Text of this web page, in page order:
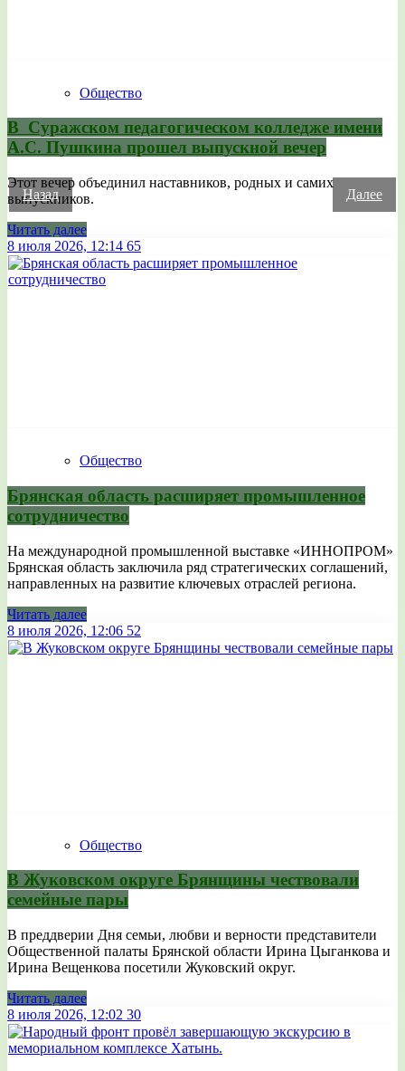
Общество
В Суражском педагогическом колледже имени
А.С. Пушкина прошел выпускной вечер
Этот вечер объединил наставников, родных и самих
выпускников.
Читать далее
8 июля 2026, 12:14 65
Общество
Брянская область расширяет промышленное
сотрудничество
На международной промышленной выставке «ИННОПРОМ»
Брянская область заключила ряд стратегических соглашений,
направленных на развитие ключевых отраслей региона.
Читать далее
8 июля 2026, 12:06 52
Общество
В Жуковском округе Брянщины чествовали
семейные пары
В преддверии Дня семьи, любви и верности представители
Общественной палаты Брянской области Ирина Цыганкова и
Ирина Вещенкова посетили Жуковский округ.
Читать далее
8 июля 2026, 12:02 30
Назад Далее